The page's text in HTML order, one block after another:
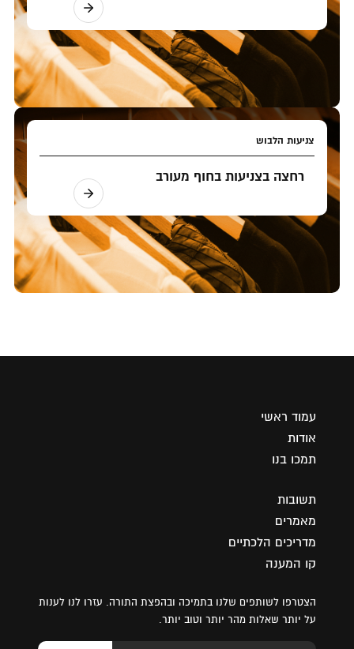
צניעות הלבוש
רחצה בצניעות בחוף מעורב
עמוד ראשי
אודות
תמכו בנו
תשובות
מאמרים
מדריכים הלכתיים
קו המענה
הצטרפו לשותפים שלנו בתמיכה ובהפצת התורה. עזרו לנו לענות
על יותר שאלות מהר יותר וטוב יותר.